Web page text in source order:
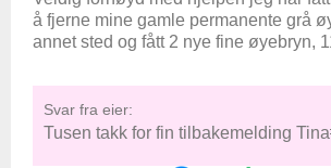
å fjerne mine gamle permanente grå
annet sted og fått 2 nye fine øyebryn,
Svar fra eier: